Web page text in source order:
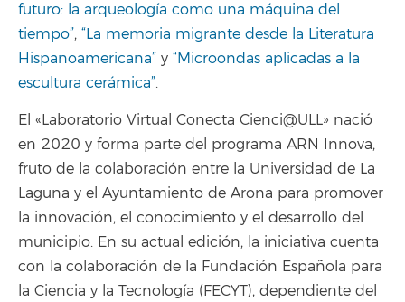
futuro: la arqueología como una máquina del
tiempo”, “La memoria migrante desde la Literatura
Hispanoamericana” y “Microondas aplicadas a la
escultura cerámica”.
El «Laboratorio Virtual Conecta Cienci@ULL» nació
en 2020 y forma parte del programa ARN Innova,
fruto de la colaboración entre la Universidad de La
Laguna y el Ayuntamiento de Arona para promover
la innovación, el conocimiento y el desarrollo del
municipio. En su actual edición, la iniciativa cuenta
con la colaboración de la Fundación Española para
la Ciencia y la Tecnología (FECYT), dependiente del